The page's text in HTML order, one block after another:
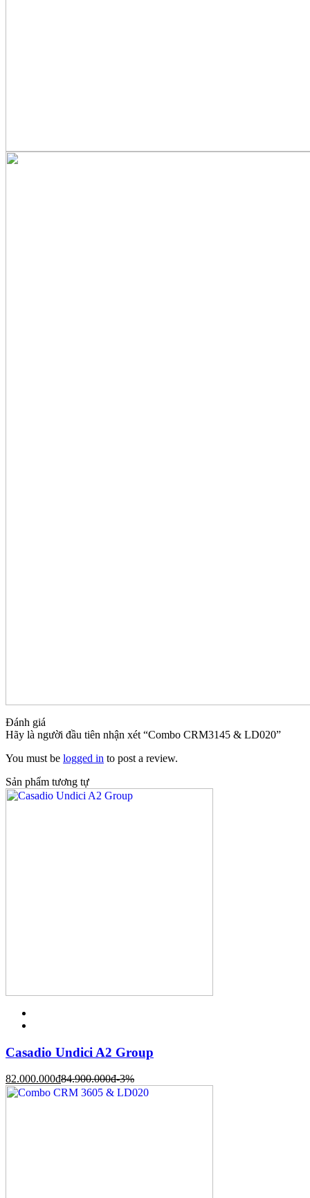
Đánh giá
Hãy là người đầu tiên nhận xét “Combo CRM3145 & LD020”
You must be logged in to post a review.
Sản phẩm tương tự
Casadio Undici A2 Group
82.000.000đ84.900.000đ-3%